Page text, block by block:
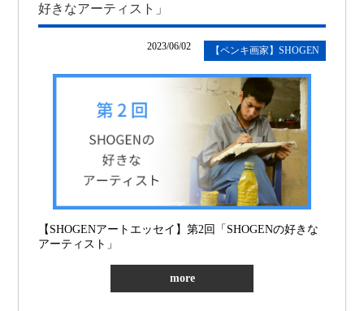
好きなアーティスト」
2023/06/02 【ペンキ画家】SHOGEN
【SHOGENアートエッセイ】第2回「SHOGENの好きな
アーティスト」
more